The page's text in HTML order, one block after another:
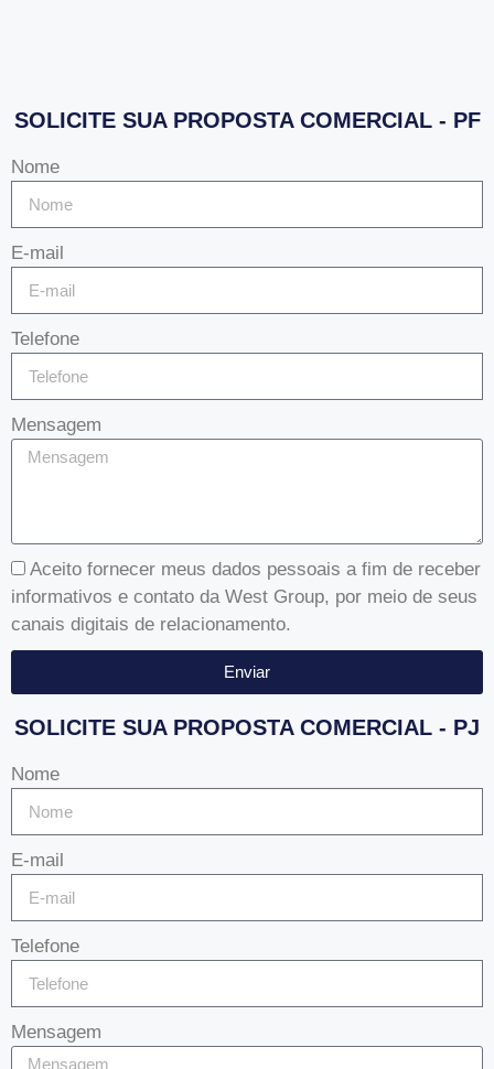
SOLICITE SUA PROPOSTA COMERCIAL - PF
Nome
E-mail
Telefone
Mensagem
Aceito fornecer meus dados pessoais a fim de receber
informativos e contato da West Group, por meio de seus
canais digitais de relacionamento.
Enviar
SOLICITE SUA PROPOSTA COMERCIAL - PJ
Nome
E-mail
Telefone
Mensagem